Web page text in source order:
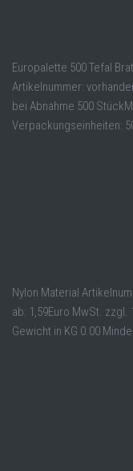
Europalette 500 Tefal
Artikelnummer:
bei Abnahme 500
Verpackungseinheiten:
Nylon Material
ab: 1,59Euro MwSt.
Gewicht in KG 0.00